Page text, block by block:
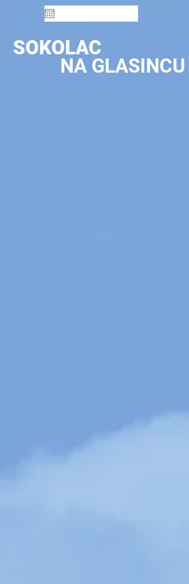
SOKOLAC
NA GLASINCU